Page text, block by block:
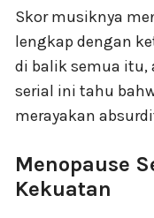
Skor musiknya
lengkap dengan
di balik semua itu,
serial ini tahu
merayakan
Menopause
Kekuatan